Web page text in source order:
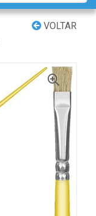
VOLTAR